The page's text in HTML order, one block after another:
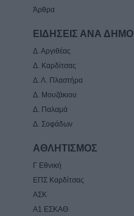
Άρθρα
ΕΙΔΗΣΕΙΣ ΑΝΑ ΔΗΜΟ
Δ. Αργιθέας
Δ. Καρδίτσας
Δ. Λ. Πλαστήρα
Δ. Μουζάκιου
Δ. Παλαμά
Δ. Σοφάδων
ΑΘΛΗΤΙΣΜΟΣ
Γ Εθνική
ΕΠΣ Καρδίτσας
ΑΣΚ
Α1 ΕΣΚΑΘ